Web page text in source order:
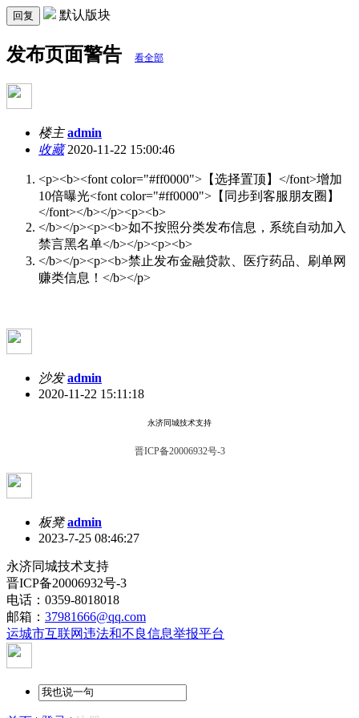
回复 默认版块
发布页面警告 看全部
楼主 admin
收藏2020-11-22 15:00:46
<p><b><font color="#ff0000">【选择置顶】</font>增加
10倍曝光<font color="#ff0000">【同步到客服朋友圈】
</font></b></p><p><b>
</b></p><p><b>如不按照分类发布信息，系统自动加入
禁言黑名单</b></p><p><b>
</b></p><p><b>禁止发布金融贷款、医疗药品、刷单网
赚类信息！</b></p>
沙发 admin
2020-11-22 15:11:18
永济同城技术支持
晋ICP备20006932号-3
板凳 admin
2023-7-25 08:46:27
永济同城技术支持
晋ICP备20006932号-3
电话：0359-8018018
邮箱： 37981666@qq.com
运城市互联网违法和不良信息举报平台